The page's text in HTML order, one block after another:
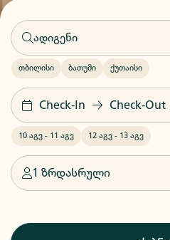
თბილისი ბათუმი ქუთაისი
Check-In Check-Out
10 აგვ - 11 აგვ 12 აგვ - 13 აგვ
1 ზრდასრული